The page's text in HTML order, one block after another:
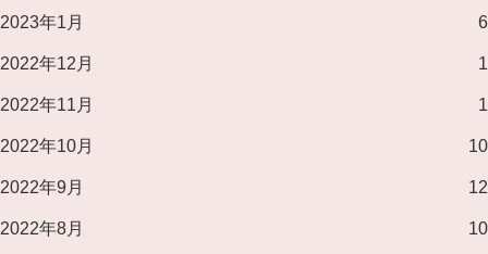
2023年1月 6
2022年12月 1
2022年11月 1
2022年10月 10
2022年9月 12
2022年8月 10